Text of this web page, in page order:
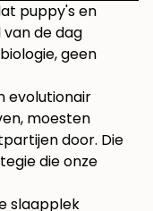
puppy's en
de dag
geen
evolutionair
moesten
door. Die
die onze
slaapplek